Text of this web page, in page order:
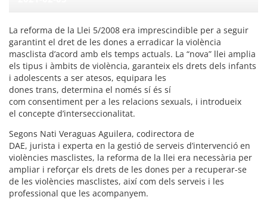
La reforma de la Llei 5/2008 era imprescindible per a seguir
garantint el dret de les dones a erradicar la violència
masclista d’acord amb els temps actuals. La “nova” llei amplia
els tipus i àmbits de violència, garanteix els drets dels infants
i adolescents a ser atesos, equipara les
dones trans, determina el només sí és sí
com consentiment per a les relacions sexuals, i introdueix
el concepte d’interseccionalitat.
Segons Nati Veraguas Aguilera, codirectora de
DAE, jurista i experta en la gestió de serveis d’intervenció en
violències masclistes, la reforma de la llei era necessària per
ampliar i reforçar els drets de les dones per a recuperar-se
de les violències masclistes, així com dels serveis i les
professional que les acompanyem.